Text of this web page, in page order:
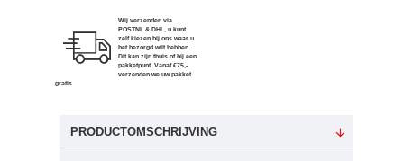
Wij verzenden via
POSTNL & DHL, u kunt
zelf kiezen bij ons waar u
het bezorgd wilt hebben.
Dit kan zijn thuis of bij een
pakketpunt. Vanaf €75,-
verzenden we uw pakket
gratis
PRODUCTOMSCHRIJVING